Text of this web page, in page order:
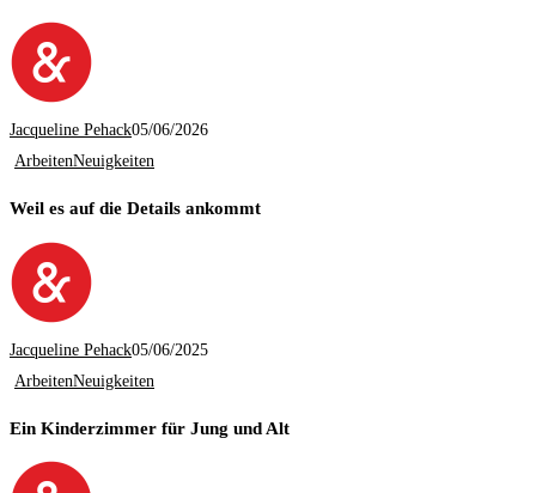
Jacqueline Pehack05/06/2026
ArbeitenNeuigkeiten
Weil es auf die Details ankommt
Jacqueline Pehack05/06/2025
ArbeitenNeuigkeiten
Ein Kinderzimmer für Jung und Alt